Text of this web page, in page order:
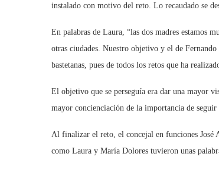
instalado con motivo del reto. Lo recaudado se
En palabras de Laura, “las dos madres estamos
otras ciudades. Nuestro objetivo y el de
bastetanas, pues de todos los retos que ha
El objetivo que se perseguía era dar una mayor
mayor concienciación de la importancia de seguir
Al finalizar el reto, el concejal en funciones José
como Laura y María Dolores tuvieron unas